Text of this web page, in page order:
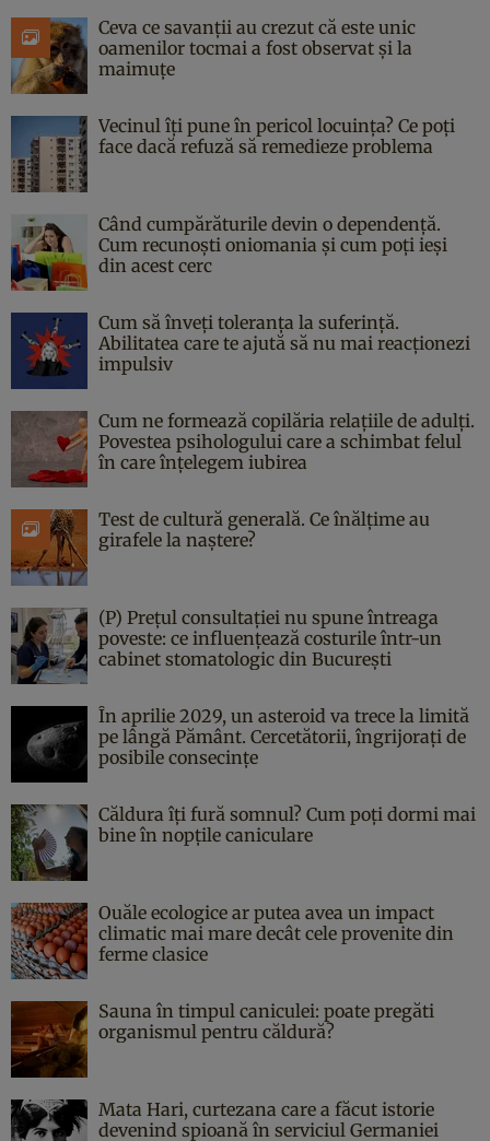
Ceva ce savanții au crezut că este unic
oamenilor tocmai a fost observat și la
maimuțe
Vecinul îți pune în pericol locuința? Ce poți
face dacă refuză să remedieze problema
Când cumpărăturile devin o dependență.
Cum recunoști oniomania și cum poți ieși
din acest cerc
Cum să înveți toleranța la suferință.
Abilitatea care te ajută să nu mai reacționezi
impulsiv
Cum ne formează copilăria relațiile de adulți.
Povestea psihologului care a schimbat felul
în care înțelegem iubirea
Test de cultură generală. Ce înălțime au
girafele la naștere?
(P) Prețul consultației nu spune întreaga
poveste: ce influențează costurile într-un
cabinet stomatologic din București
În aprilie 2029, un asteroid va trece la limită
pe lângă Pământ. Cercetătorii, îngrijorați de
posibile consecințe
Căldura îți fură somnul? Cum poți dormi mai
bine în nopțile caniculare
Ouăle ecologice ar putea avea un impact
climatic mai mare decât cele provenite din
ferme clasice
Sauna în timpul caniculei: poate pregăti
organismul pentru căldură?
Mata Hari, curtezana care a făcut istorie
devenind spioană în serviciul Germaniei